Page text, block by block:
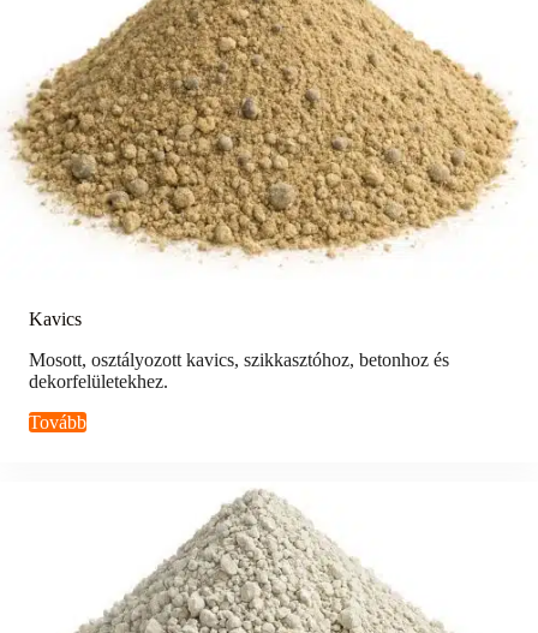
Kavics
Mosott, osztályozott kavics, szikkasztóhoz, betonhoz és
dekorfelületekhez.
Tovább